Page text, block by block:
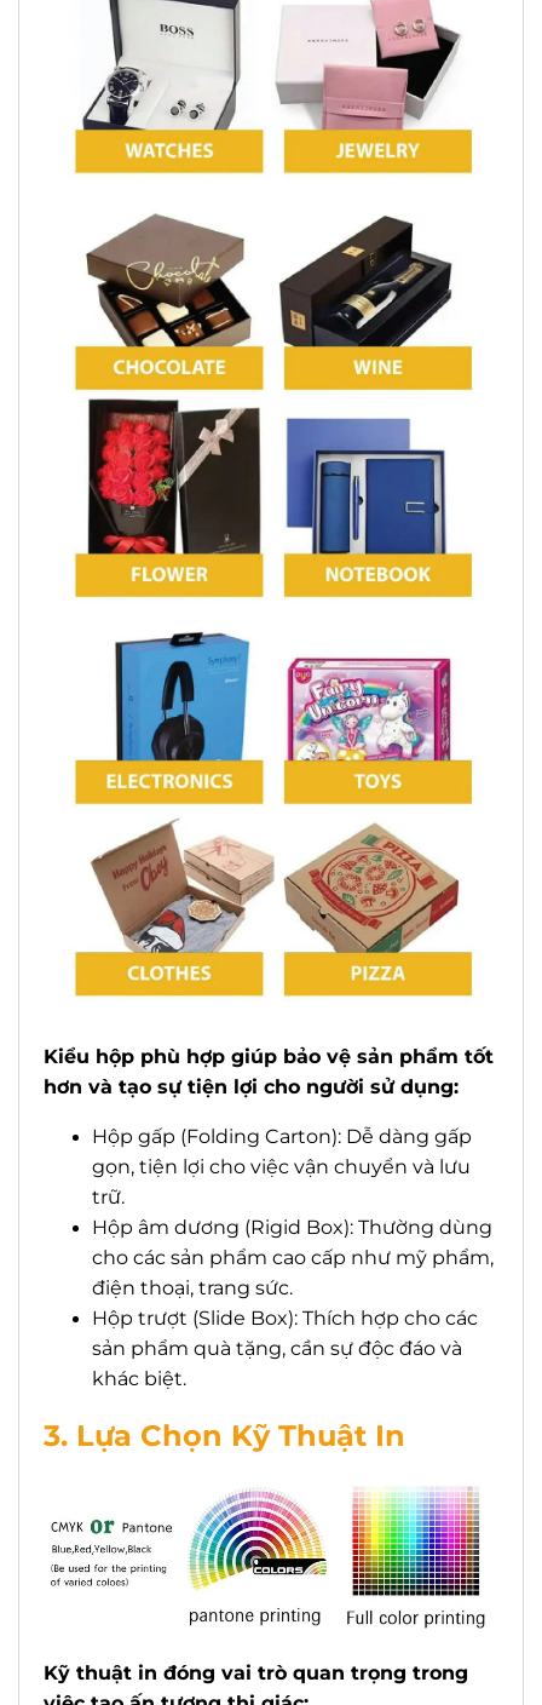
Kiểu hộp phù hợp giúp bảo vệ sản phẩm tốt
hơn và tạo sự tiện lợi cho người sử dụng:
Hộp gấp (Folding Carton): Dễ dàng gấp
gọn, tiện lợi cho việc vận chuyển và lưu
trữ.
Hộp âm dương (Rigid Box): Thường dùng
cho các sản phẩm cao cấp như mỹ phẩm,
điện thoại, trang sức.
Hộp trượt (Slide Box): Thích hợp cho các
sản phẩm quà tặng, cần sự độc đáo và
khác biệt.
3. Lựa Chọn Kỹ Thuật In
Kỹ thuật in đóng vai trò quan trọng trong